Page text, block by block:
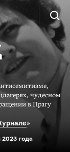
чудесном
в Прагу
»
2023 года